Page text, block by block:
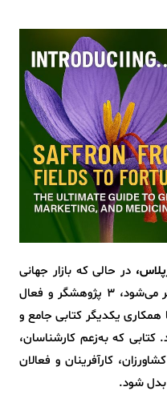
در حالی که بازار جهانی
زعفران روزبه‌روز پیچیده‌تر و رقابتی‌تر می‌شود، 3 پژوهشگر و فعال
مختلف، با همکاری یکدیگر کتابی جامع و
کتابی که به‌زعم کارشناسان،
کارآفرینان و فعالان
بدل شود.